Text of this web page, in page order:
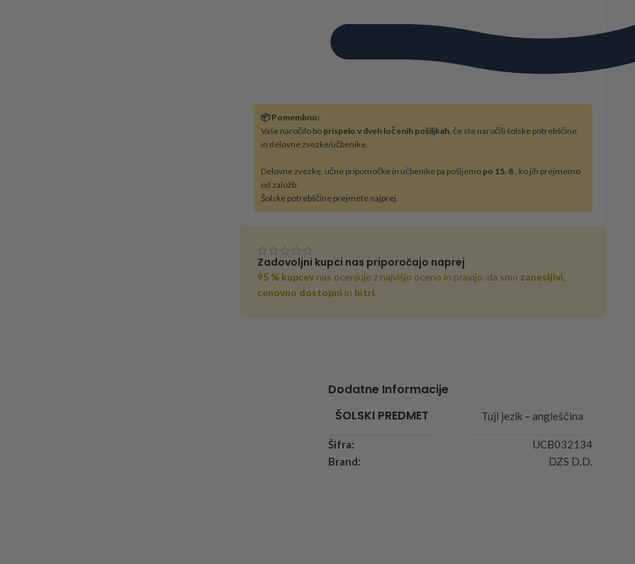
📦 Pomembno:
Vaše naročilo bo prispelo v dveh ločenih pošiljkah, če ste naročili šolske potrebščine
in delovne zvezke/učbenike.
Delovne zvezke, učne pripomočke in učbenike pa pošljemo po 15. 8., ko jih prejmemo
od založb.
Šolske potrebščine prejmete najprej.
Zadovoljni kupci nas priporočajo naprej
95 % kupcev nas ocenjuje z najvišjo oceno in pravijo, da smo zanesljivi,
cenovno dostopni in hitri.
Dodatne Informacije
ŠOLSKI PREDMET
Tuji jezik – angleščina
Šifra:
UCB032134
Brand:
DZS D.D.